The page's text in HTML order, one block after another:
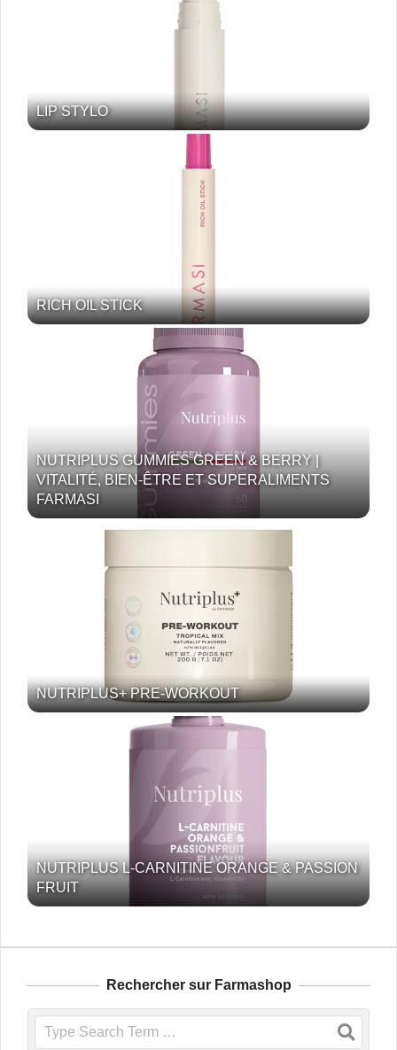
LIP STYLO
RICH OIL STICK
NUTRIPLUS GUMMIES GREEN & BERRY |
VITALITÉ, BIEN-ÊTRE ET SUPERALIMENTS
FARMASI
NUTRIPLUS+ PRE-WORKOUT
NUTRIPLUS L-CARNITINE ORANGE & PASSION
FRUIT
Rechercher sur Farmashop
Search